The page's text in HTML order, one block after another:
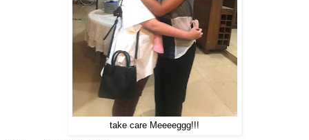
take care Meeeeggg!!!